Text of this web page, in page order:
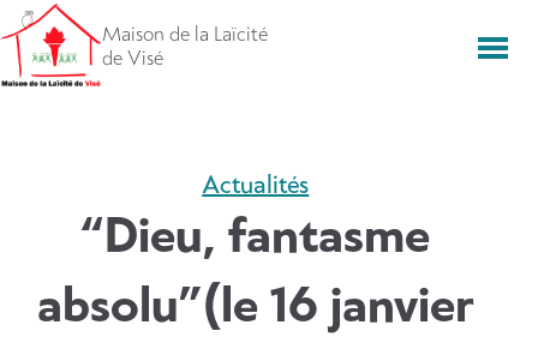
Aller
directement
vers
Maison de la Laïcité
de Visé
Actualités
“Dieu, fantasme
absolu”(le 16 janvier